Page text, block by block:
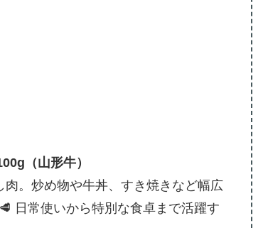
（山形牛）
。炒め物や牛丼、すき焼きなど幅広
日常使いから特別な食卓まで活躍す